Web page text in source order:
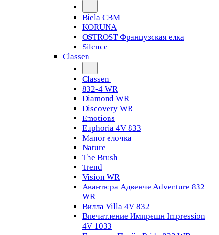
Biela CBM
KORUNA
OSTROST Французская елка
Silence
Classen
Classen
832-4 WR
Diamond WR
Discovery WR
Emotions
Euphoria 4V 833
Manor елочка
Nature
The Brush
Trend
Vision WR
Авантюра Адвенче Adventure 832
WR
Вилла Villa 4V 832
Впечатление Импрешн Impression
4V 1033